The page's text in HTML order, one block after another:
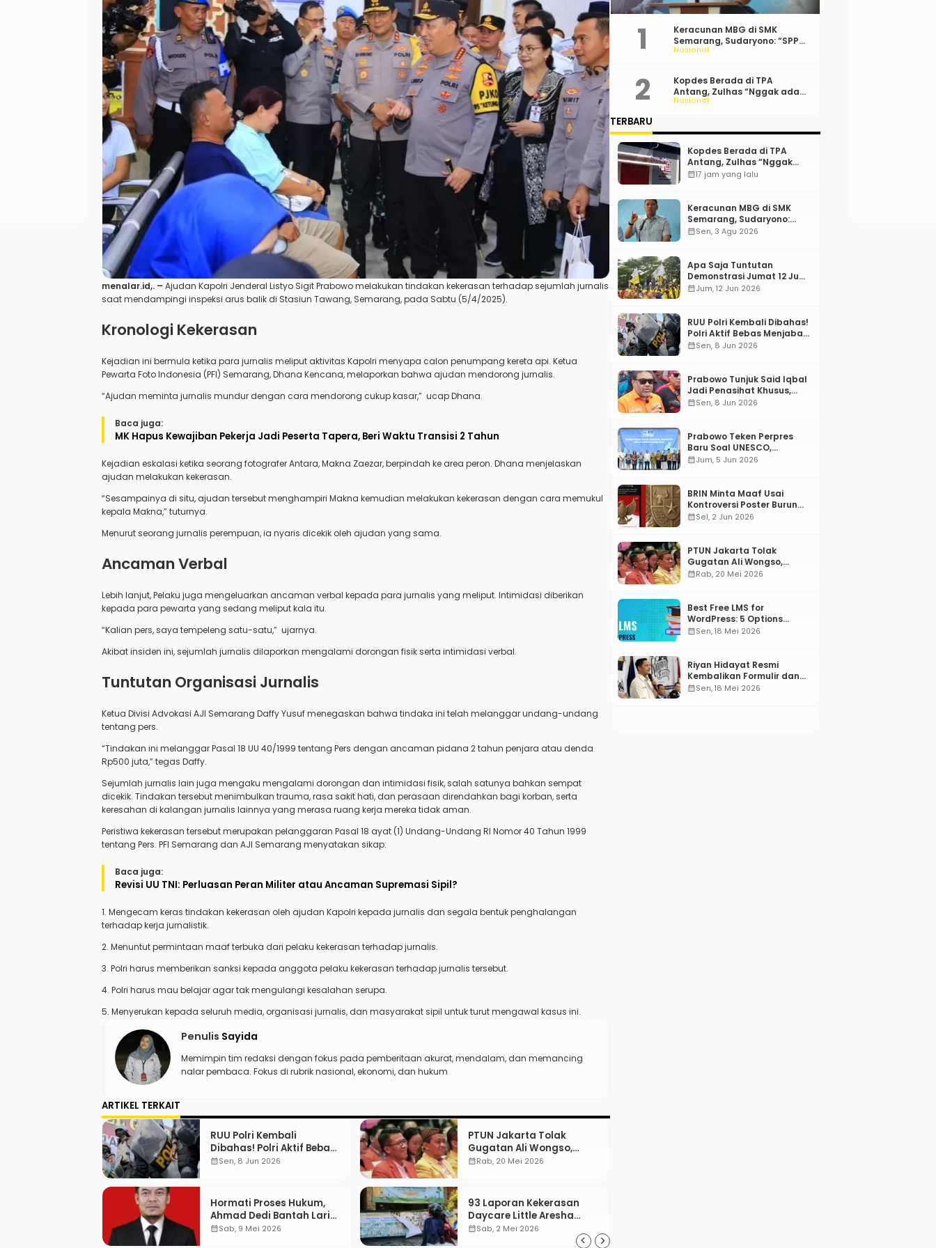
menalar.id,. – Ajudan Kapolri Jenderal Listyo Sigit Prabowo melakukan tindakan kekerasan terhadap sejumlah jurnalis
saat mendampingi inspeksi arus balik di Stasiun Tawang, Semarang, pada Sabtu (5/4/2025).
Kronologi Kekerasan
Kejadian ini bermula ketika para jurnalis meliput aktivitas Kapolri menyapa calon penumpang kereta api. Ketua
Pewarta Foto Indonesia (PFI) Semarang, Dhana Kencana, melaporkan bahwa ajudan mendorong jurnalis.
“Ajudan meminta jurnalis mundur dengan cara mendorong cukup kasar,” ucap Dhana.
Baca juga:
MK Hapus Kewajiban Pekerja Jadi Peserta Tapera, Beri Waktu Transisi 2 Tahun
Kejadian eskalasi ketika seorang fotografer Antara, Makna Zaezar, berpindah ke area peron. Dhana menjelaskan
ajudan melakukan kekerasan.
“Sesampainya di situ, ajudan tersebut menghampiri Makna kemudian melakukan kekerasan dengan cara memukul
kepala Makna,” tuturnya.
Menurut seorang jurnalis perempuan, ia nyaris dicekik oleh ajudan yang sama.
Ancaman Verbal
Lebih lanjut, Pelaku juga mengeluarkan ancaman verbal kepada para jurnalis yang meliput. Intimidasi diberikan
kepada para pewarta yang sedang meliput kala itu.
“Kalian pers, saya tempeleng satu-satu,” ujarnya.
Akibat insiden ini, sejumlah jurnalis dilaporkan mengalami dorongan fisik serta intimidasi verbal.
Tuntutan Organisasi Jurnalis
Ketua Divisi Advokasi AJI Semarang Daffy Yusuf menegaskan bahwa tindaka ini telah melanggar undang-undang
tentang pers.
“Tindakan ini melanggar Pasal 18 UU 40/1999 tentang Pers dengan ancaman pidana 2 tahun penjara atau denda
Rp500 juta,” tegas Daffy.
Sejumlah jurnalis lain juga mengaku mengalami dorongan dan intimidasi fisik, salah satunya bahkan sempat
dicekik. Tindakan tersebut menimbulkan trauma, rasa sakit hati, dan perasaan direndahkan bagi korban, serta
keresahan di kalangan jurnalis lainnya yang merasa ruang kerja mereka tidak aman.
Peristiwa kekerasan tersebut merupakan pelanggaran Pasal 18 ayat (1) Undang-Undang RI Nomor 40 Tahun 1999
tentang Pers. PFI Semarang dan AJI Semarang menyatakan sikap:
Baca juga:
Revisi UU TNI: Perluasan Peran Militer atau Ancaman Supremasi Sipil?
1. Mengecam keras tindakan kekerasan oleh ajudan Kapolri kepada jurnalis dan segala bentuk penghalangan
terhadap kerja jurnalistik.
2. Menuntut permintaan maaf terbuka dari pelaku kekerasan terhadap jurnalis.
3. Polri harus memberikan sanksi kepada anggota pelaku kekerasan terhadap jurnalis tersebut.
4. Polri harus mau belajar agar tak mengulangi kesalahan serupa.
5. Menyerukan kepada seluruh media, organisasi jurnalis, dan masyarakat sipil untuk turut mengawal kasus ini.
Penulis Sayida
Memimpin tim redaksi dengan fokus pada pemberitaan akurat, mendalam, dan memancing
nalar pembaca. Fokus di rubrik nasional, ekonomi, dan hukum
ARTIKEL TERKAIT
RUU Polri Kembali
Dibahas! Polri Aktif Bebas
Menjabat Di Manapun
calendar_monthSen, 8 Jun 2026
PTUN Jakarta Tolak
Gugatan Ali Wongso,
Misbakhun: Ini hadiah
calendar_monthRab, 20 Mei 2026
Hormati Proses Hukum,
Ahmad Dedi Bantah Lari
karena Dugaan Terlibat
calendar_monthSab, 9 Mei 2026
93 Laporan Kekerasan
Daycare Little Aresha
Yogya, 17 Pengasuh
calendar_monthSab, 2 Mei 2026
Nasional
Keracunan MBG di SMK
Semarang, Sudaryono: “SPPG
Harus Bertanggung Jawab!”
Nasional
Kopdes Berada di TPA
Antang, Zulhas “Nggak ada
Lahan!”
TERBARU
Kopdes Berada di TPA
Antang, Zulhas “Nggak
ada Lahan!”
calendar_month17 jam yang lalu
Keracunan MBG di SMK
Semarang, Sudaryono:
“SPPG Harus Bertanggung
calendar_monthSen, 3 Agu 2026
Apa Saja Tuntutan
Demonstrasi Jumat 12 Juni
2026?
calendar_monthJum, 12 Jun 2026
RUU Polri Kembali Dibahas!
Polri Aktif Bebas Menjabat
Di Manapun
calendar_monthSen, 8 Jun 2026
Prabowo Tunjuk Said Iqbal
Jadi Penasihat Khusus,
Mengapa?
calendar_monthSen, 8 Jun 2026
Prabowo Teken Perpres
Baru Soal UNESCO,
Tentang Apa?
calendar_monthJum, 5 Jun 2026
BRIN Minta Maaf Usai
Kontroversi Poster Burung
Garuda
calendar_monthSel, 2 Jun 2026
PTUN Jakarta Tolak
Gugatan Ali Wongso,
Misbakhun: Ini hadiah
calendar_monthRab, 20 Mei 2026
Best Free LMS for
WordPress: 5 Options
Compared for 2026
calendar_monthSen, 18 Mei 2026
Riyan Hidayat Resmi
Kembalikan Formulir dan
Berkas Pencalonan Ketua
calendar_monthSen, 18 Mei 2026